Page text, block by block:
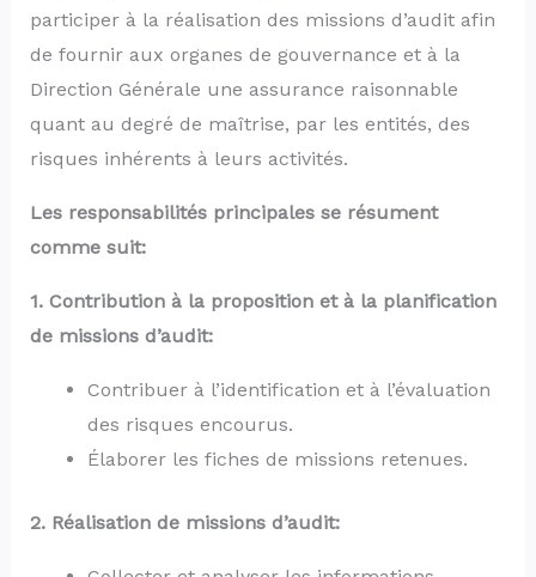
participer à la réalisation des missions d’audit afin
de fournir aux organes de gouvernance et à la
Direction Générale une assurance raisonnable
quant au degré de maîtrise, par les entités, des
risques inhérents à leurs activités.
Les responsabilités principales se résument
comme suit:
1. Contribution à la proposition et à la planification
de missions d’audit:
Contribuer à l’identification et à l’évaluation
des risques encourus.
Élaborer les fiches de missions retenues.
2. Réalisation de missions d’audit: